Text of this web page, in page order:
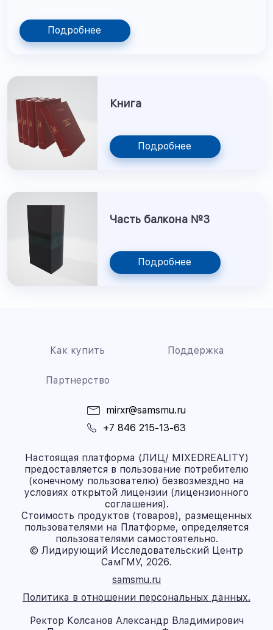
Подробнее
Книга
Подробнее
Часть балкона №3
Подробнее
Как купить Поддержка
Партнерство
mirxr@samsmu.ru
+7 846 215-13-63
Настоящая платформа (ЛИЦ/ MIXEDREALITY)
предоставляется в пользование потребителю
(конечному пользователю) безвозмездно на
условиях открытой лицензии (лицензионного
соглашения).
Стоимость продуктов (товаров), размещенных
пользователями на Платформе, определяется
пользователями самостоятельно.
© Лидирующий Исследовательский Центр
СамГМУ, 2026.
samsmu.ru
Политика в отношении персональных данных.
Ректор Колсанов Александр Владимирович